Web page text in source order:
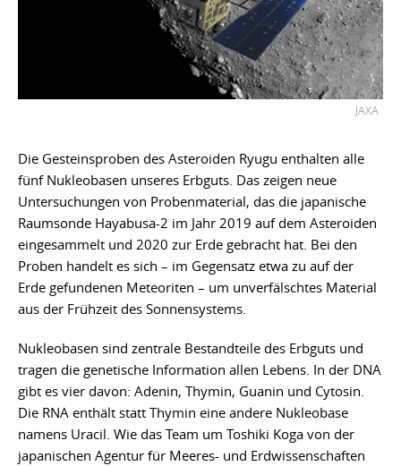
JAXA
Die Gesteinsproben des Asteroiden Ryugu enthalten alle
fünf Nukleobasen unseres Erbguts. Das zeigen neue
Untersuchungen von Probenmaterial, das die japanische
Raumsonde Hayabusa-2 im Jahr 2019 auf dem Asteroiden
eingesammelt und 2020 zur Erde gebracht hat. Bei den
Proben handelt es sich – im Gegensatz etwa zu auf der
Erde gefundenen Meteoriten – um unverfälschtes Material
aus der Frühzeit des Sonnensystems.
Nukleobasen sind zentrale Bestandteile des Erbguts und
tragen die genetische Information allen Lebens. In der DNA
gibt es vier davon: Adenin, Thymin, Guanin und Cytosin.
Die RNA enthält statt Thymin eine andere Nukleobase
namens Uracil. Wie das Team um Toshiki Koga von der
japanischen Agentur für Meeres- und Erdwissenschaften